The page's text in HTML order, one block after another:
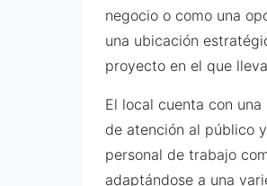
negocio o como una
una ubicación
proyecto en el que
El local cuenta con
de atención al público
personal de trabajo
adaptándose a una